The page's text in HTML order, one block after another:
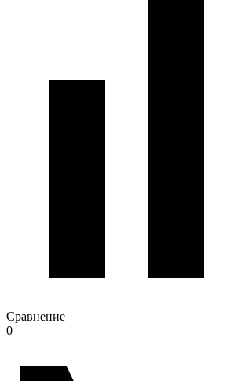
Сравнение
0